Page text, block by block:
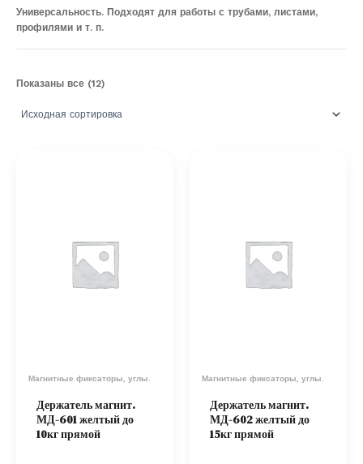
Универсальность. Подходят для работы с трубами, листами,
профилями и т. п.
Показаны все (12)
Магнитные фиксаторы, углы.
Держатель магнит.
МД-601 желтый до
10кг прямой
Магнитные фиксаторы, углы.
Держатель магнит.
МД-602 желтый до
15кг прямой